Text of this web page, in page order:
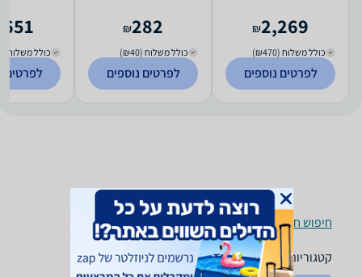
2,269
₪
כולל משלוח (₪470)
לפרטים נוספים
282
₪
כולל משלוח (₪40)
לפרטים נוספים
כולל משלוח (₪200)
לפרטים
חיפוש חנויות ארונות בגדים, שידות וכונניות לפי עיר
קטגוריות משלימות